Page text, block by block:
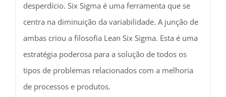
desperdício. Six Sigma é uma ferramenta que se
centra na diminuição da variabilidade. A junção de
ambas criou a filosofia Lean Six Sigma. Esta é uma
estratégia poderosa para a solução de todos os
tipos de problemas relacionados com a melhoria
de processos e produtos.